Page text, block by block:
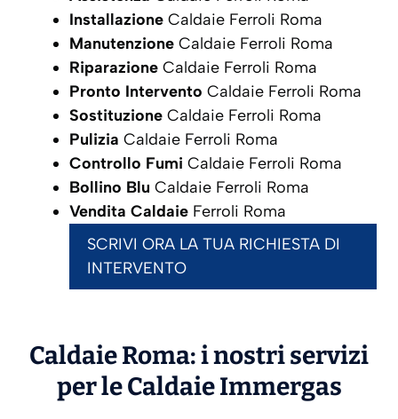
Installazione Caldaie Ferroli Roma
Manutenzione Caldaie Ferroli Roma
Riparazione Caldaie Ferroli Roma
Pronto Intervento Caldaie Ferroli Roma
Sostituzione Caldaie Ferroli Roma
Pulizia Caldaie Ferroli Roma
Controllo Fumi Caldaie Ferroli Roma
Bollino Blu Caldaie Ferroli Roma
Vendita Caldaie Ferroli Roma
SCRIVI ORA LA TUA RICHIESTA DI
INTERVENTO
Caldaie Roma: i nostri servizi
per le CaldaieImmergas